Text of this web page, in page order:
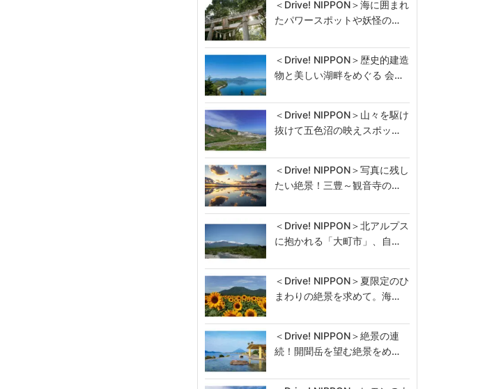
＜Drive! NIPPON＞海に囲まれ
たパワースポットや妖怪の…
＜Drive! NIPPON＞歴史的建造
物と美しい湖畔をめぐる 会…
＜Drive! NIPPON＞山々を駆け
抜けて五色沼の映えスポッ…
＜Drive! NIPPON＞写真に残し
たい絶景！三豊～観音寺の…
＜Drive! NIPPON＞北アルプス
に抱かれる「大町市」、自…
＜Drive! NIPPON＞夏限定のひ
まわりの絶景を求めて。海…
＜Drive! NIPPON＞絶景の連
続！開聞岳を望む絶景をめ…